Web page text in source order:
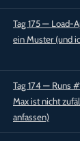
Tag 175 — Load-
ein Muster (und
Tag 174 — Runs
Max ist nicht
anfassen)